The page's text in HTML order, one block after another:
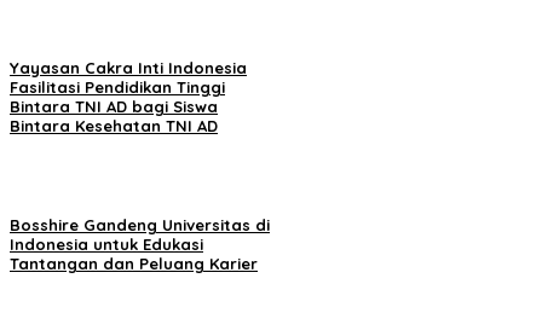
Yayasan Cakra Inti Indonesia
Fasilitasi Pendidikan Tinggi
Bintara TNI AD bagi Siswa
Bintara Kesehatan TNI AD
Bosshire Gandeng Universitas di
Indonesia untuk Edukasi
Tantangan dan Peluang Karier